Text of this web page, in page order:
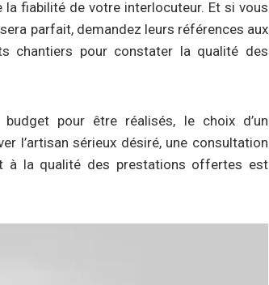
fiabilité de votre interlocuteur. Et si vous
parfait, demandez leurs références aux
chantiers pour constater la qualité des
pour être réalisés, le choix d’un
l’artisan sérieux désiré, une consultation
à la qualité des prestations offertes est